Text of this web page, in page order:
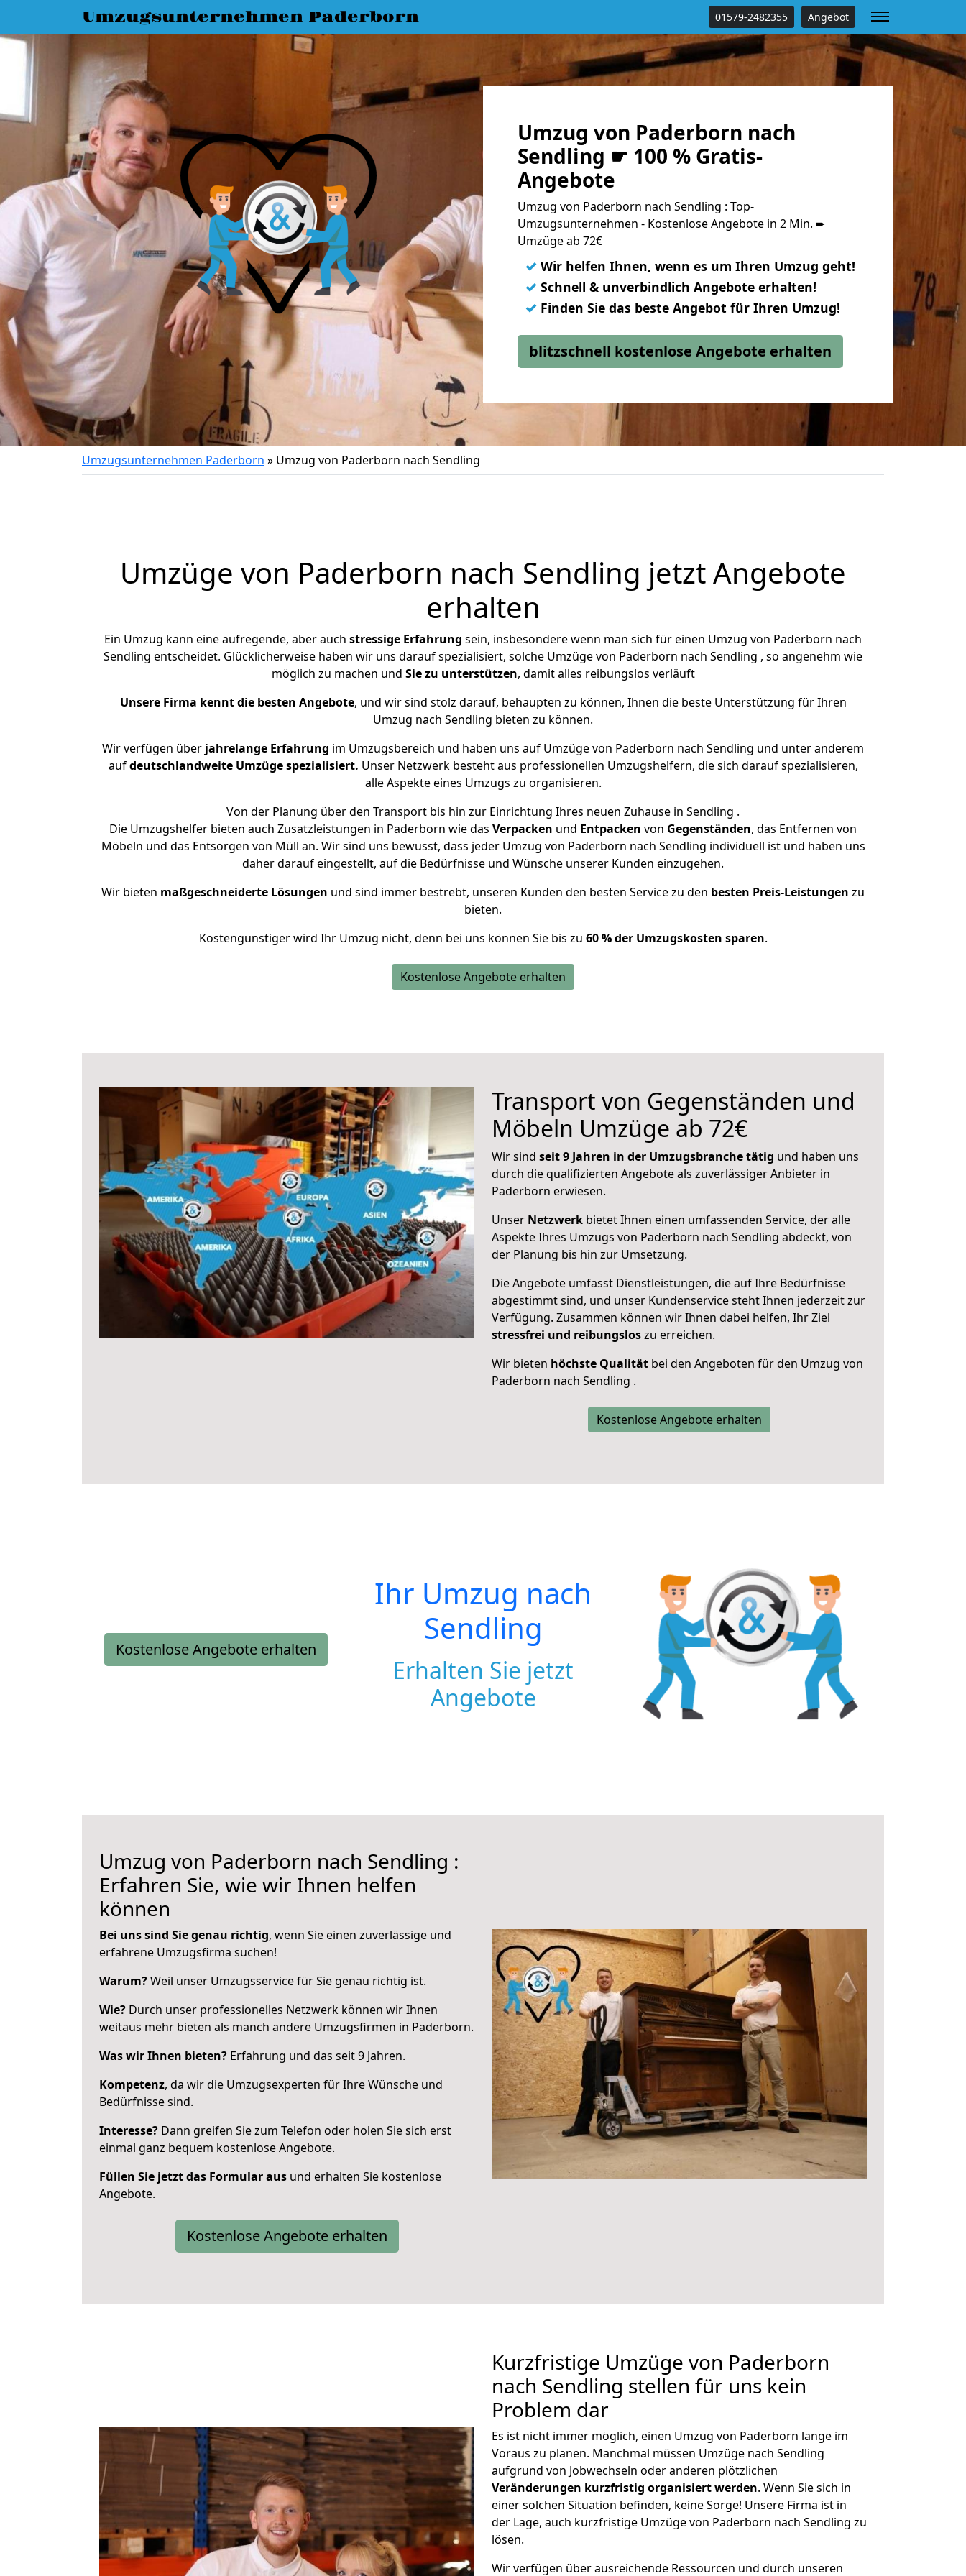
Umzugsunternehmen Paderborn 01579-2482355 Angebot
Umzug von Paderborn nach
Sendling ☛ 100 % Gratis-
Angebote
Umzug von Paderborn nach Sendling : Top-
Umzugsunternehmen - Kostenlose Angebote in 2 Min. ➨
Umzüge ab 72€
✓ Wir helfen Ihnen, wenn es um Ihren Umzug geht!
✓ Schnell & unverbindlich Angebote erhalten!
✓ Finden Sie das beste Angebot für Ihren Umzug!
blitzschnell kostenlose Angebote erhalten
Umzugsunternehmen Paderborn » Umzug von Paderborn nach Sendling
Umzüge von Paderborn nach Sendling jetzt Angebote
erhalten
Ein Umzug kann eine aufregende, aber auch stressige Erfahrung sein, insbesondere wenn man sich für einen Umzug von Paderborn nach
Sendling entscheidet. Glücklicherweise haben wir uns darauf spezialisiert, solche Umzüge von Paderborn nach Sendling , so angenehm wie
möglich zu machen und Sie zu unterstützen, damit alles reibungslos verläuft
Unsere Firma kennt die besten Angebote, und wir sind stolz darauf, behaupten zu können, Ihnen die beste Unterstützung für Ihren
Umzug nach Sendling bieten zu können.
Wir verfügen über jahrelange Erfahrung im Umzugsbereich und haben uns auf Umzüge von Paderborn nach Sendling und unter anderem
aufdeutschlandweite Umzüge spezialisiert. Unser Netzwerk besteht aus professionellen Umzugshelfern, die sich darauf spezialisieren,
alle Aspekte eines Umzugs zu organisieren.
Von der Planung über den Transport bis hin zur Einrichtung Ihres neuen Zuhause in Sendling .
Die Umzugshelfer bieten auch Zusatzleistungen in Paderborn wie das Verpacken und Entpacken von Gegenständen, das Entfernen von
Möbeln und das Entsorgen von Müll an. Wir sind uns bewusst, dass jeder Umzug von Paderborn nach Sendling individuell ist und haben uns
daher darauf eingestellt, auf die Bedürfnisse und Wünsche unserer Kunden einzugehen.
Wir bieten maßgeschneiderte Lösungen und sind immer bestrebt, unseren Kunden den besten Service zu den besten Preis-Leistungen zu
bieten.
Kostengünstiger wird Ihr Umzug nicht, denn bei uns können Sie bis zu 60 % der Umzugskosten sparen.
Kostenlose Angebote erhalten
Transport von Gegenständen und
Möbeln Umzüge ab 72€
Wir sind seit 9 Jahren in der Umzugsbranche tätig und haben uns
durch die qualifizierten Angebote als zuverlässiger Anbieter in
Paderborn erwiesen.
Unser Netzwerk bietet Ihnen einen umfassenden Service, der alle
Aspekte Ihres Umzugs von Paderborn nach Sendling abdeckt, von
der Planung bis hin zur Umsetzung.
Die Angebote umfasst Dienstleistungen, die auf Ihre Bedürfnisse
abgestimmt sind, und unser Kundenservice steht Ihnen jederzeit zur
Verfügung. Zusammen können wir Ihnen dabei helfen, Ihr Ziel
stressfrei und reibungsloszu erreichen.
Wir bieten höchste Qualität bei den Angeboten für den Umzug von
Paderborn nach Sendling .
Kostenlose Angebote erhalten
Kostenlose Angebote erhalten
Ihr Umzug nach
Sendling
Erhalten Sie jetzt
Angebote
Umzug von Paderborn nach Sendling :
Erfahren Sie, wie wir Ihnen helfen
können
Bei uns sind Sie genau richtig, wenn Sie einen zuverlässige und
erfahrene Umzugsfirma suchen!
Warum?Weil unser Umzugsservice für Sie genau richtig ist.
Wie? Durch unser professionelles Netzwerk können wir Ihnen
weitaus mehr bieten als manch andere Umzugsfirmen in Paderborn.
Was wir Ihnen bieten? Erfahrung und das seit 9 Jahren.
Kompetenz, da wir die Umzugsexperten für Ihre Wünsche und
Bedürfnisse sind.
Interesse? Dann greifen Sie zum Telefon oder holen Sie sich erst
einmal ganz bequem kostenlose Angebote.
Füllen Sie jetzt das Formular aus und erhalten Sie kostenlose
Angebote.
Kostenlose Angebote erhalten
Kurzfristige Umzüge von Paderborn
nach Sendling stellen für uns kein
Problem dar
Es ist nicht immer möglich, einen Umzug von Paderborn lange im
Voraus zu planen. Manchmal müssen Umzüge nach Sendling
aufgrund von Jobwechseln oder anderen plötzlichen
Veränderungen kurzfristig organisiert werden. Wenn Sie sich in
einer solchen Situation befinden, keine Sorge! Unsere Firma ist in
der Lage, auch kurzfristige Umzüge von Paderborn nach Sendling zu
lösen.
Wir verfügen über ausreichende Ressourcen und durch unseren